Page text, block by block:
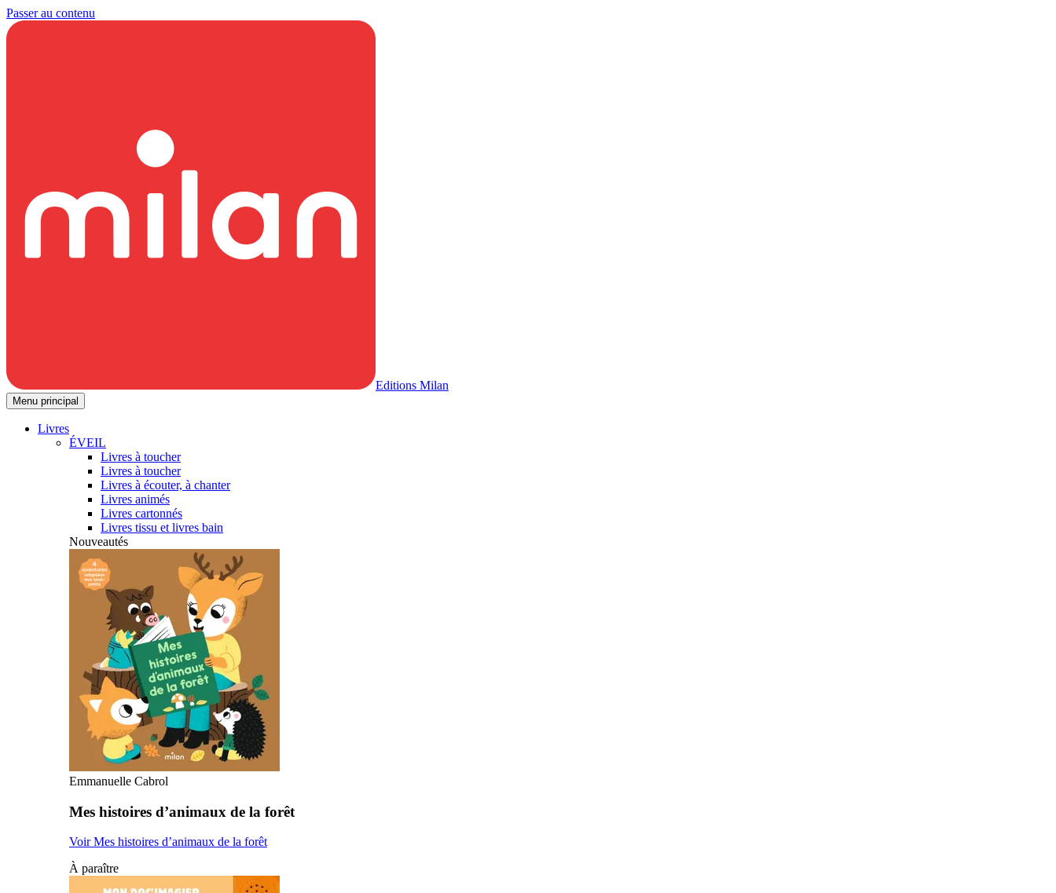
Passer au contenu
Editions Milan
Menu principal
Livres
ÉVEIL
Livres à toucher
Livres à toucher
Livres à écouter, à chanter
Livres animés
Livres cartonnés
Livres tissu et livres bain
Nouveautés
Emmanuelle Cabrol
Mes histoires d’animaux de la forêt
Voir Mes histoires d’animaux de la forêt
À paraître